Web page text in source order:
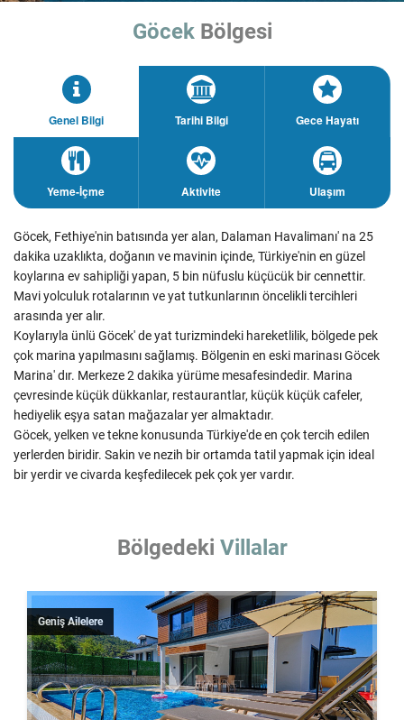
Ölüdeniz
Sapanca
Yeşilüzümlü
GöcekBölgesi
Genel Bilgi Tarihi Bilgi Gece Hayatı
Yeme-İçme Aktivite Ulaşım
Göcek, Fethiye'nin batısında yer alan, Dalaman Havalimanı' na 25
dakika uzaklıkta, doğanın ve mavinin içinde, Türkiye'nin en güzel
koylarına ev sahipliği yapan, 5 bin nüfuslu küçücük bir cennettir.
Mavi yolculuk rotalarının ve yat tutkunlarının öncelikli tercihleri
arasında yer alır.
Koylarıyla ünlü Göcek' de yat turizmindeki hareketlilik, bölgede pek
çok marina yapılmasını sağlamış. Bölgenin en eski marinası Göcek
Marina' dır. Merkeze 2 dakika yürüme mesafesindedir. Marina
çevresinde küçük dükkanlar, restaurantlar, küçük küçük cafeler,
hediyelik eşya satan mağazalar yer almaktadır.
Göcek, yelken ve tekne konusunda Türkiye'de en çok tercih edilen
yerlerden biridir. Sakin ve nezih bir ortamda tatil yapmak için ideal
bir yerdir ve civarda keşfedilecek pek çok yer vardır.
Bölgedeki Villalar
Geniş Ailelere